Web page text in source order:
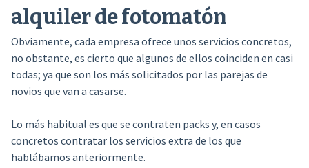
alquiler de fotomatón
Obviamente, cada empresa ofrece unos servicios concretos,
no obstante, es cierto que algunos de ellos coinciden en casi
todas; ya que son los más solicitados por las parejas de
novios que van a casarse.
Lo más habitual es que se contraten packs y, en casos
concretos contratar los servicios extra de los que
hablábamos anteriormente.